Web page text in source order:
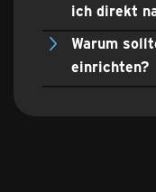
ich direkt
Warum
einrichten?